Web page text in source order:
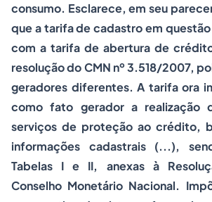
consumo. Esclarece, em seu
que a tarifa de cadastro em
com a tarifa de abertura de
resolução do CMN nº 3.518/2007,
geradores diferentes. A tarifa ora
como fato gerador a realização
serviços de proteção ao crédito,
informações cadastrais (...),
Tabelas I e II, anexas à
Conselho Monetário Nacional.